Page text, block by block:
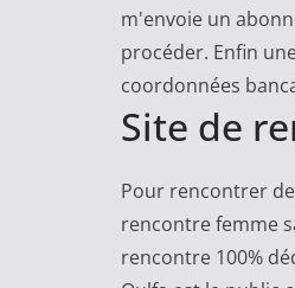
m'envoie un
procéder. Enfin
coordonnées
Site de
Pour rencontrer
rencontre femme
rencontre 100%